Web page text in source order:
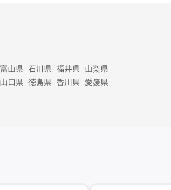
富山県 石川県 福井県 山梨県
山口県 徳島県 香川県 愛媛県